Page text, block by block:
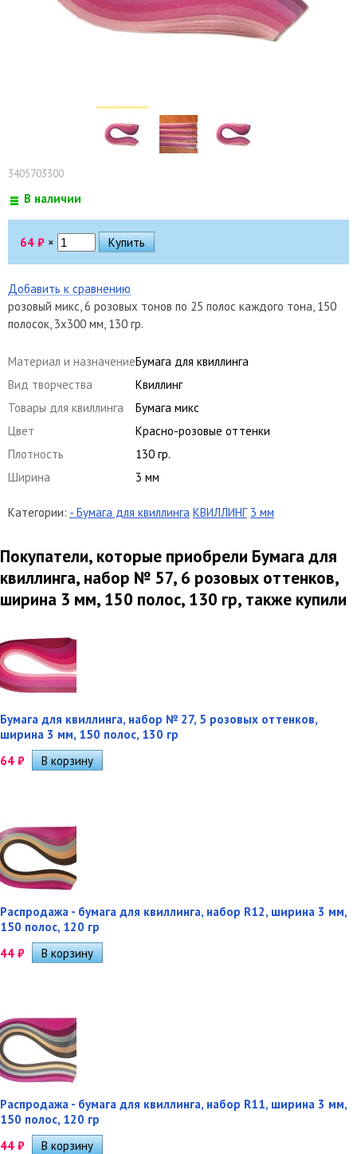
3405703300
В наличии
64 ₽ ×
Добавить к сравнению
розовый микс, 6 розовых тонов по 25 полос каждого тона, 150
полосок, 3х300 мм, 130 гр.
Материал и назначениеБумага для квиллинга
Вид творчества
Квиллинг
Товары для квиллинга
Бумага микс
Цвет
Красно-розовые оттенки
Плотность
130 гр.
Ширина
3 мм
Категории: - Бумага для квиллинга КВИЛЛИНГ 3 мм
Покупатели, которые приобрели Бумага для
квиллинга, набор № 57, 6 розовых оттенков,
ширина 3 мм, 150 полос, 130 гр, также купили
Бумага для квиллинга, набор № 27, 5 розовых оттенков,
ширина 3 мм, 150 полос, 130 гр
64 ₽
Распродажа - бумага для квиллинга, набор R12, ширина 3 мм,
150 полос, 120 гр
44 ₽
Распродажа - бумага для квиллинга, набор R11, ширина 3 мм,
150 полос, 120 гр
44 ₽